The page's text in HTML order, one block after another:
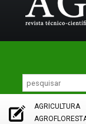
AGRICULTURA